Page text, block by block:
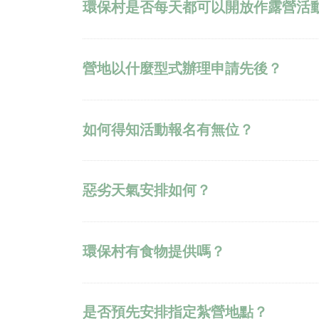
環保村是否每天都可以開放作露營活
營地以什麼型式辦理申請先後？
如何得知活動報名有無位？
惡劣天氣安排如何？
環保村有食物提供嗎？
是否預先安排指定紮營地點？